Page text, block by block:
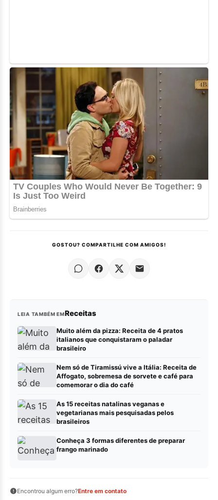
GOSTOU? COMPARTILHE COM AMIGOS!
LEIA TAMBÉM EMReceitas
Muito além da pizza: Receita de 4 pratos
italianos que conquistaram o paladar
brasileiro
Nem só de Tiramissú vive a Itália: Receita de
Affogato, sobremesa de sorvete e café para
comemorar o dia do café
As 15 receitas natalinas veganas e
vegetarianas mais pesquisadas pelos
brasileiros
Conheça 3 formas diferentes de preparar
frango marinado
Encontrou algum erro?Entre em contato